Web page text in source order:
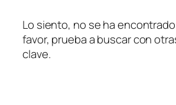
Lo siento, no se ha
favor, prueba a buscar con
clave.